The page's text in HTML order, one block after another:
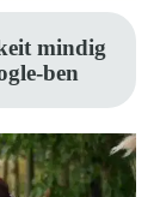
mindig
ben